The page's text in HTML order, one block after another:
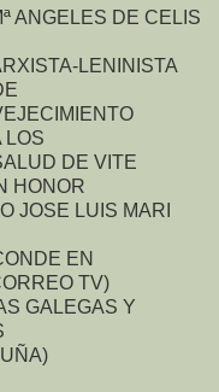
ANGELES DE CELIS
LENINISTA
LOS
DE VITE
HONOR
JOSE LUIS MARI
EN
TV)
GALEGAS Y